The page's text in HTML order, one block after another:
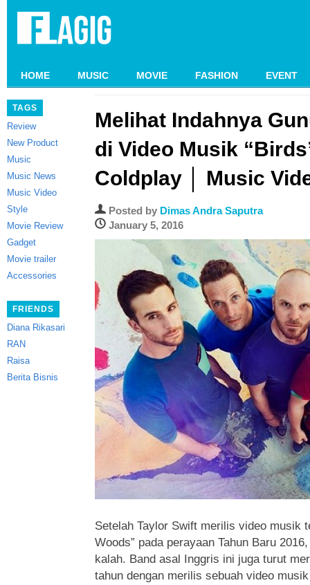
HOME MUSIC MOVIE FASHION EVENT
TAGS
Review
New Product
Music
Music News
Music Video
Style
Movie Review
Gadget
Movie trailer
Accessories
FRIENDS
Diana Rikasari
RAN
Raisa
Berita Bisnis
Melihat Indahnya
di Video Musik
Coldplay │ Music
Posted by Dimas Andra Saputra
January 5, 2016
Setelah Taylor Swift merilis video musik
Woods” pada perayaan Tahun Baru
kalah. Band asal Inggris ini juga turut
tahun dengan merilis sebuah video